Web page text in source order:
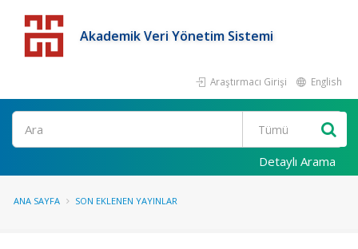
Akademik Veri Yönetim Sistemi
Araştırmacı Girişi English
Detaylı Arama
ANA SAYFA SON EKLENEN YAYINLAR